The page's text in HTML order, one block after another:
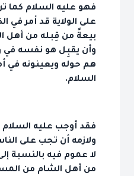
فهو عليه السلام كما
على الولاية قد أمر في
بيعةً من قِبله من أهل
وأن يقبِل هو نفسه في
هم حوله ويعينونه في
السلام.
فقد أوجب عليه السلام
ولازمه أن تجب على
لا عموم فيه بالنسبة
من أهل الشام من